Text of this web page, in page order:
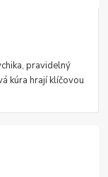
pravidelný
kúra hrají klíčovou